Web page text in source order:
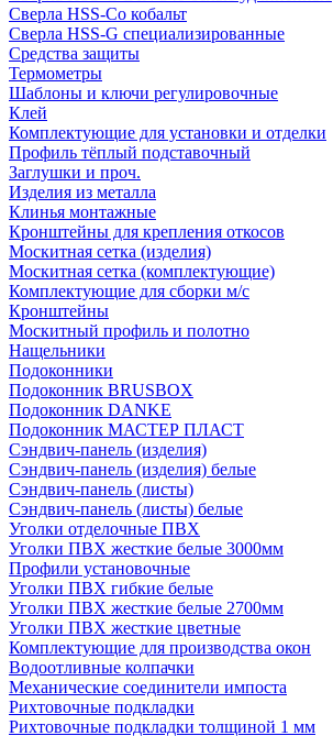
Сверла HSS-Co кобальт
Сверла HSS-G специализированные
Средства защиты
Термометры
Шаблоны и ключи регулировочные
Клей
Комплектующие для установки и отделки
Профиль тёплый подставочный
Заглушки и проч.
Изделия из металла
Клинья монтажные
Кронштейны для крепления откосов
Москитная сетка (изделия)
Москитная сетка (комплектующие)
Комплектующие для сборки м/с
Кронштейны
Москитный профиль и полотно
Нащельники
Подоконники
Подоконник BRUSBOX
Подоконник DANKE
Подоконник МАСТЕР ПЛАСТ
Сэндвич-панель (изделия)
Сэндвич-панель (изделия) белые
Сэндвич-панель (листы)
Сэндвич-панель (листы) белые
Уголки отделочные ПВХ
Уголки ПВХ жесткие белые 3000мм
Профили установочные
Уголки ПВХ гибкие белые
Уголки ПВХ жесткие белые 2700мм
Уголки ПВХ жесткие цветные
Комплектующие для производства окон
Водоотливные колпачки
Механические соединители импоста
Рихтовочные подкладки
Рихтовочные подкладки толщиной 1 мм